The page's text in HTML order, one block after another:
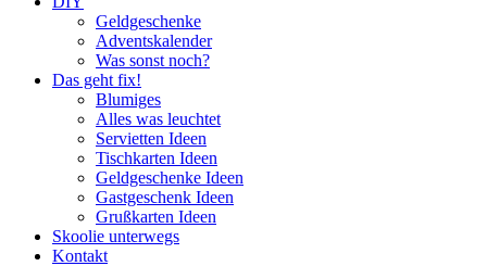
Geldgeschenke
Adventskalender
Was sonst noch?
Das geht fix!
Blumiges
Alles was leuchtet
Servietten Ideen
Tischkarten Ideen
Geldgeschenke Ideen
Gastgeschenk Ideen
Grußkarten Ideen
Skoolie unterwegs
Kontakt